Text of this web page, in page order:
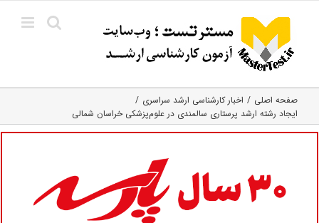
content
صفحه اصلی
اخبار کارشناسی ارشد سراسری
ایجاد رشته ارشد پرستاری سالمندی در علوم‌پزشکی خراسان شمالی